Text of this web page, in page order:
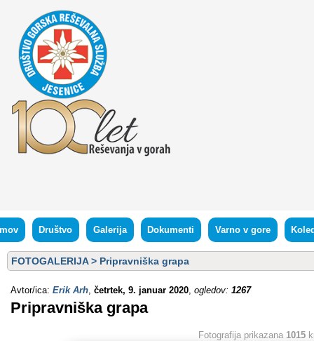
Društvo Galerija Dokumenti Varno v gore
FOTOGALERIJA> Pripravniška grapa
Avtor/ica: Erik Arh, četrtek, 9. januar 2020, ogledov: 1267
Pripravniška grapa
Fotografija prikazana 1015